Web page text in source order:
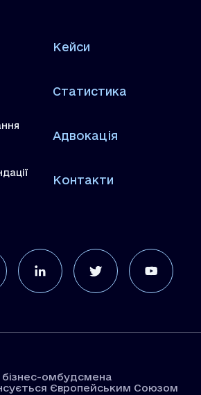
Кейси
Статистика
Адвокація
Контакти
бізнес-омбудсмена
Європейським Союзом